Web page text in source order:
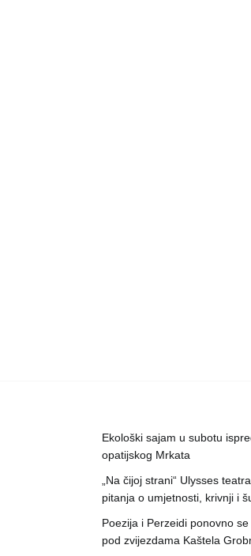
Ekološki sajam u subotu
opatijskog Mrkata
„Na čijoj strani“ Ulysses
pitanja o umjetnosti, krivnji i
Poezija i Perzeidi ponovno
pod zvijezdama Kaštela